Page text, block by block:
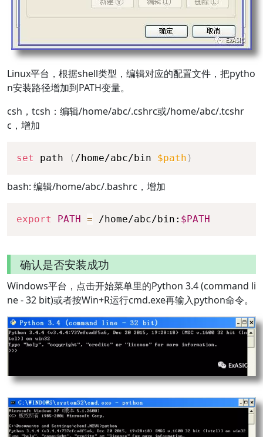
Linux平台，根据shell类型，编辑对应的配置文件，把pytho
n安装路径增加到PATH变量。
csh，tcsh：编辑/home/abc/.cshrc或/home/abc/.tcshr
c，增加
set path ( /home/abc/bin $path )
bash: 编辑/home/abc/.bashrc，增加
export PATH = /home/abc/bin: $PATH
确认是否安装成功
Windows平台，点击开始菜单里的Python 3.4 (command li
ne - 32 bit)或者按Win+R运行cmd.exe再输入python命令。